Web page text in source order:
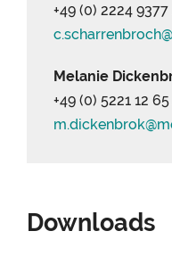
+49 (0) 2224 9377
c.scharrenbroch@
Melanie
+49 (0) 5221 12
m.dickenbrok@
Downloads